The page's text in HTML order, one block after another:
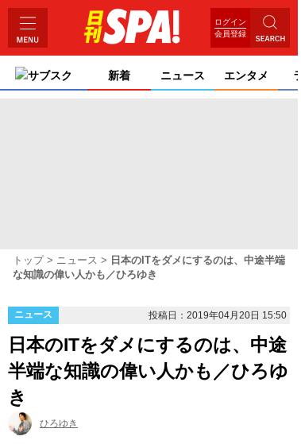
ログイン
会員登録
サブスク 新着 ニュース エンタメ
トップ ニュース
日本のITをダメにするのは、中途半端
な知識の偉い人かも／ひろゆき
ニュース 投稿日：2019年04月20日 15:50
日本のITをダメにするのは、中途
半端な知識の偉い人かも／ひろゆ
き
ひろゆき